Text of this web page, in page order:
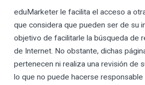
eduMarketer le facilita el acceso a
que considera que pueden ser de su
objetivo de facilitarle la búsqueda de
de Internet. No obstante, dichas
pertenecen ni realiza una revisión de
lo que no puede hacerse